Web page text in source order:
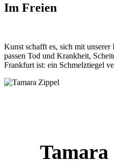
Im Freien
Kunst schafft es, sich mit
passen Tod und Krankheit,
Frankfurt ist: ein Schmelztiegel